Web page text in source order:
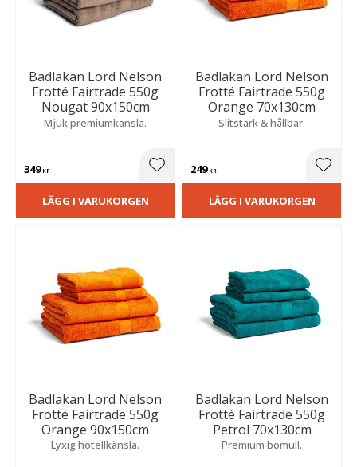
Badlakan Lord Nelson
Frotté Fairtrade 550g
Nougat 90x150cm
Mjuk premiumkänsla.
349KR Lägg till i favoriter
LÄGG I VARUKORGEN
Badlakan Lord Nelson
Frotté Fairtrade 550g
Orange 70x130cm
Slitstark & hållbar.
249KR
LÄGG I VARUKORGEN
Badlakan Lord Nelson
Frotté Fairtrade 550g
Orange 90x150cm
Lyxig hotellkänsla.
Badlakan Lord Nelson
Frotté Fairtrade 550g
Petrol 70x130cm
Premium bomull.